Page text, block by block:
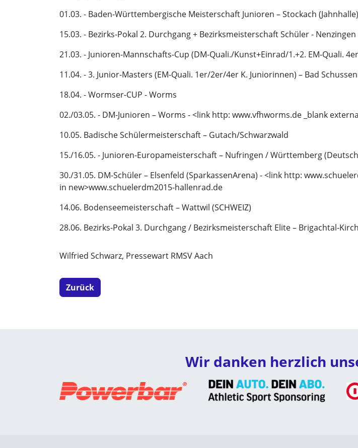
01.03. - Baden-Württembergische Meisterschaft Junioren – Stockach (Jahnhalle)
15.03. - Bezirks-Pokal 2. Durchgang + Bezirksmeisterschaft Schüler - Nenzingen
21.03. - Junioren-Mannschafts-Cup (DM-Quali./Kunst+Einrad/1.+2. EM-Quali.
11.04. - 3. Junior-Masters (EM-Quali. 1er/2er/4er K. Juniorinnen) – Bad
18.04. - Wormser-CUP - Worms
02./03.05. - DM-Junioren – Worms - <link http: www.vfhworms.de _blank
10.05. Badische Schülermeisterschaft – Gutach/Schwarzwald
15./16.05. - Junioren-Europameisterschaft – Nufringen / Württemberg
30./31.05. DM-Schüler – Elsenfeld (SparkassenArena) - <link http:
in new>www.schuelerdm2015-hallenrad.de
14.06. Bodenseemeisterschaft – Wattwil (SCHWEIZ)
28.06. Bezirks-Pokal 3. Durchgang / Bezirksmeisterschaft Elite – Brigachtal-
Wilfried Schwarz, Pressewart RMSV Aach
Zurück
Wir danken herzlich